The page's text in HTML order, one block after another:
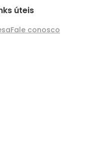
úteis
Fale conosco